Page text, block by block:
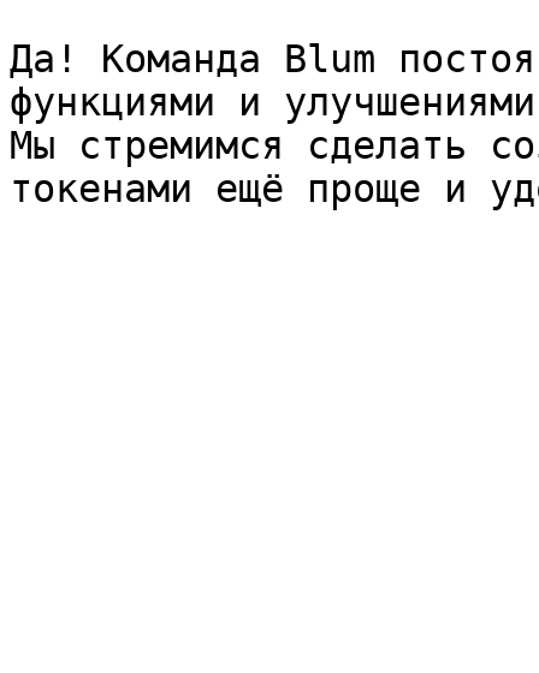
Да! Команда Blum
функциями и
Мы стремимся сделать